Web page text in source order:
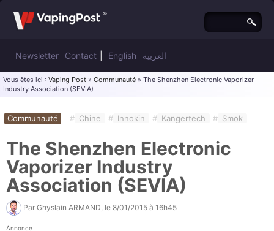
Newsletter Contact English العربية
Vous êtes ici : Vaping Post » Communauté » The Shenzhen Electronic Vaporizer
Industry Association (SEVIA)
Communauté # Chine # Innokin # Kangertech # Smok
The Shenzhen Electronic
Vaporizer Industry
Association (SEVIA)
Par Ghyslain ARMAND , le 8/01/2015 à 16h45
Annonce